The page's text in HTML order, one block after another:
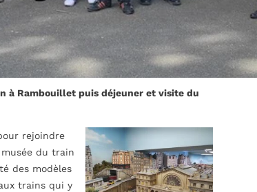
à Rambouillet puis déjeuner et visite du
rejoindre
du train
des modèles
trains qui y